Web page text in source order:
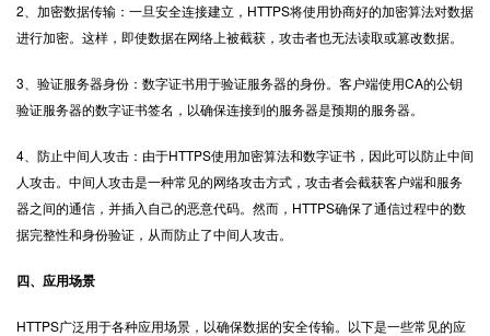
2、加密数据传输：一旦安全连接建立，HTTPS将使用协商好的加密算法对数据
进行加密。这样，即使数据在网络上被截获，攻击者也无法读取或篡改数据。
3、验证服务器身份：数字证书用于验证服务器的身份。客户端使用CA的公钥
验证服务器的数字证书签名，以确保连接到的服务器是预期的服务器。
4、防止中间人攻击：由于HTTPS使用加密算法和数字证书，因此可以防止中间
人攻击。中间人攻击是一种常见的网络攻击方式，攻击者会截获客户端和服务
器之间的通信，并插入自己的恶意代码。然而，HTTPS确保了通信过程中的数
据完整性和身份验证，从而防止了中间人攻击。
四、应用场景
HTTPS广泛用于各种应用场景，以确保数据的安全传输。以下是一些常见的应